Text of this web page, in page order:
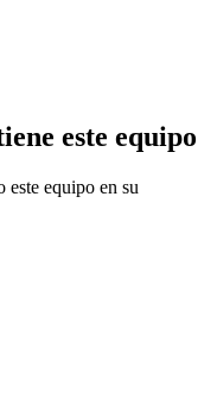
este equipo
este equipo en su